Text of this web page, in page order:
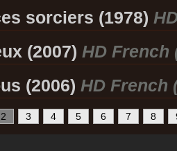
sorciers (1978)
(2007) HD French
(2006) HD French
2 3 4 5 6 7 8